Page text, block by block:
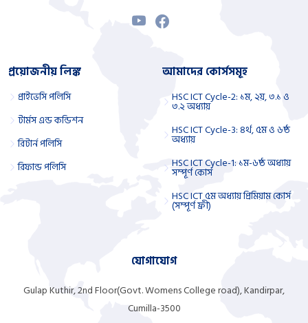
প্রয়োজনীয় লিঙ্ক
প্রাইভেসি পলিসি
টার্মস এন্ড কন্ডিশন
রিটার্ন পলিসি
রিফান্ড পলিসি
আমাদের কোর্সসমূহ
HSC ICT Cycle-2: ১ম, ২য়, ৩.১ ও
৩.২ অধ্যায়
HSC ICT Cycle-3: ৪র্থ, ৫ম ও ৬ষ্ঠ
অধ্যায়
HSC ICT Cycle-1: ১ম-৬ষ্ঠ অধ্যায়
সম্পূর্ণ কোর্স
HSC ICT ৫ম অধ্যায় প্রিমিয়াম কোর্স
(সম্পূর্ণ ফ্রী)
যোগাযোগ
Gulap Kuthir, 2nd Floor(Govt. Womens College road), Kandirpar,
Cumilla-3500